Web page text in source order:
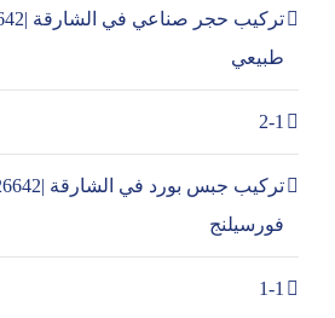
طبيعي
2-1
فورسيلنج
1-1